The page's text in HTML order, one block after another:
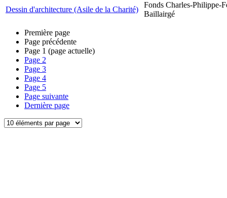
Dessin d'architecture (Asile de la Charité)
Fonds Charles-Philippe-
Baillairgé
Première page
Page précédente
Page 1 (page actuelle)
Page 2
Page 3
Page 4
Page 5
Page suivante
Dernière page